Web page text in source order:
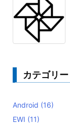
カテゴリー
Android (16)
EWI (11)